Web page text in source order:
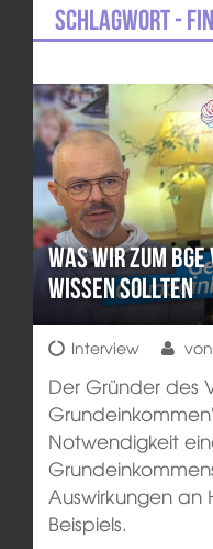
Schlagwort -
Was wir zum
wissen sollten
Interview von
Der Gründer des
Notwendigkeit
Auswirkungen an
Beispiels.